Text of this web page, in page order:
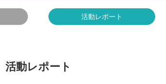
活動レポート
活動レポート